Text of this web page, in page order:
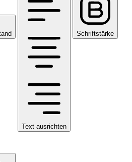
Text ausrichten
Schriftstärke